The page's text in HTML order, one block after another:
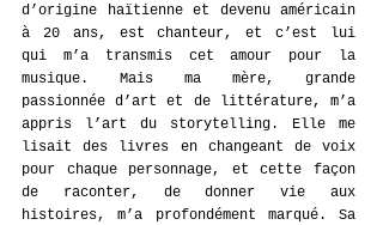
d’origine haïtienne et devenu américain
à 20 ans, est chanteur, et c’est lui
qui m’a transmis cet amour pour la
musique. Mais ma mère, grande
passionnée d’art et de littérature, m’a
appris l’art du storytelling. Elle me
lisait des livres en changeant de voix
pour chaque personnage, et cette façon
de raconter, de donner vie aux
histoires, m’a profondément marqué. Sa